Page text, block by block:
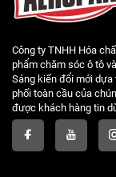
Công ty TNHH Hóa
phẩm chăm sóc ô tô
Sáng kiến đổi mới
phối toàn cầu của
được khách hàng tin